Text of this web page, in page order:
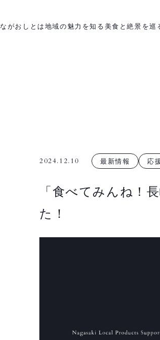
ながおしとは 地域の魅力を知る 美食と絶景を巡
2024.12.10 最新情報 応
「食べてみんね！
た！